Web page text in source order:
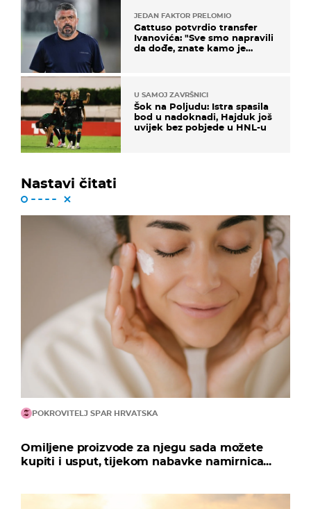
JEDAN FAKTOR PRELOMIO
Gattuso potvrdio transfer
Ivanovića: "Sve smo napravili
da dođe, znate kamo je
U SAMOJ ZAVRŠNICI
Šok na Poljudu: Istra spasila
bod u nadoknadi, Hajduk još
uvijek bez pobjede u HNL-u
Nastavi čitati
POKROVITELJ SPAR HRVATSKA
Omiljene proizvode za njegu sada možete
kupiti i usput, tijekom nabavke namirnica...